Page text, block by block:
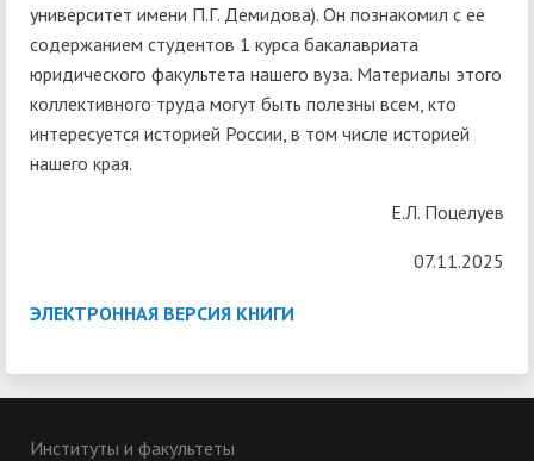
университет имени П.Г. Демидова). Он познакомил с ее
содержанием студентов 1 курса бакалавриата
юридического факультета нашего вуза. Материалы этого
коллективного труда могут быть полезны всем, кто
интересуется историей России, в том числе историей
нашего края.
Е.Л. Поцелуев
07.11.2025
ЭЛЕКТРОННАЯ ВЕРСИЯ КНИГИ
Институты и факультеты